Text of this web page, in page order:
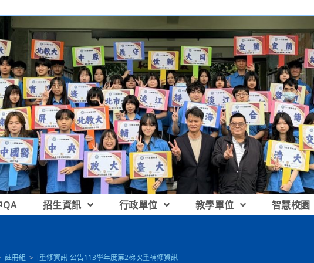
QA 招生資訊 行政單位 教學單位 智慧校園
註冊組 > [重修資訊]公告113學年度第2梯次重補修資訊